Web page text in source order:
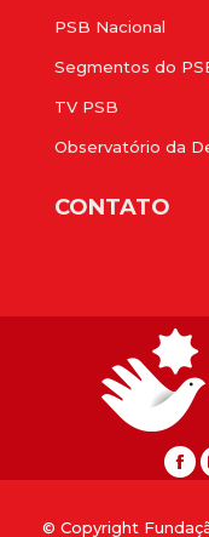
PSB Nacional
Segmentos do
TV PSB
Observatório da
CONTATO
© Copyright